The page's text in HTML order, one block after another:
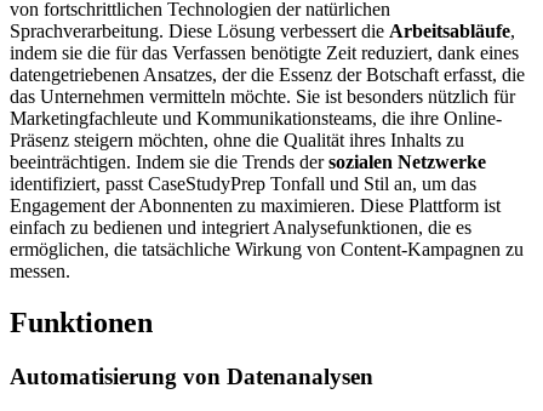
von fortschrittlichen Technologien der natürlichen
Sprachverarbeitung. Diese Lösung verbessert die Arbeitsabläufe,
indem sie die für das Verfassen benötigte Zeit reduziert, dank eines
datengetriebenen Ansatzes, der die Essenz der Botschaft erfasst, die
das Unternehmen vermitteln möchte. Sie ist besonders nützlich für
Marketingfachleute und Kommunikationsteams, die ihre Online-
Präsenz steigern möchten, ohne die Qualität ihres Inhalts zu
beeinträchtigen. Indem sie die Trends dersozialen Netzwerke
identifiziert, passt CaseStudyPrep Tonfall und Stil an, um das
Engagement der Abonnenten zu maximieren. Diese Plattform ist
einfach zu bedienen und integriert Analysefunktionen, die es
ermöglichen, die tatsächliche Wirkung von Content-Kampagnen zu
messen.
Funktionen
Automatisierung von Datenanalysen